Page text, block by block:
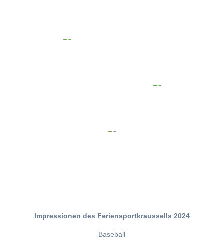
Impressionen des Feriensportkraussells 2024
Baseball